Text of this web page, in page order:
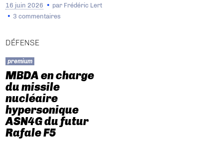
16 juin 2026 par Frédéric Lert
3 commentaires
DÉFENSE
premium
MBDA en charge
du missile
nucléaire
hypersonique
ASN4G du futur
Rafale F5